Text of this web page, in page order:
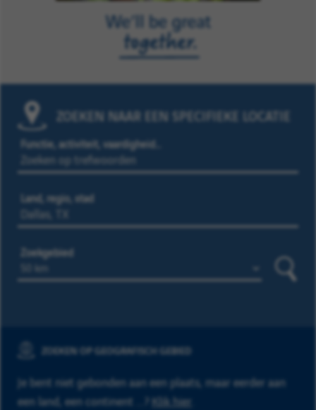
ZOEKEN NAAR EEN SPECIFIEKE LOCATIE
Functie, activiteit, vaardigheid…
Land, regio, stad
Zoekgebied
ZOEKEN OP GEOGRAFISCH GEBIED
Je bent niet gebonden aan een plaats, maar eerder aan
een land, een continent ...? Klik hier